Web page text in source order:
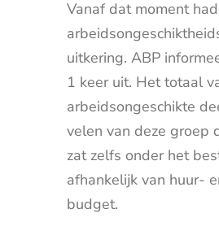
Vanaf dat moment
uitkering. ABP
1 keer uit. Het totaal
arbeidsongeschikte
velen van deze groep
zat zelfs onder het
afhankelijk van huur-
budget.